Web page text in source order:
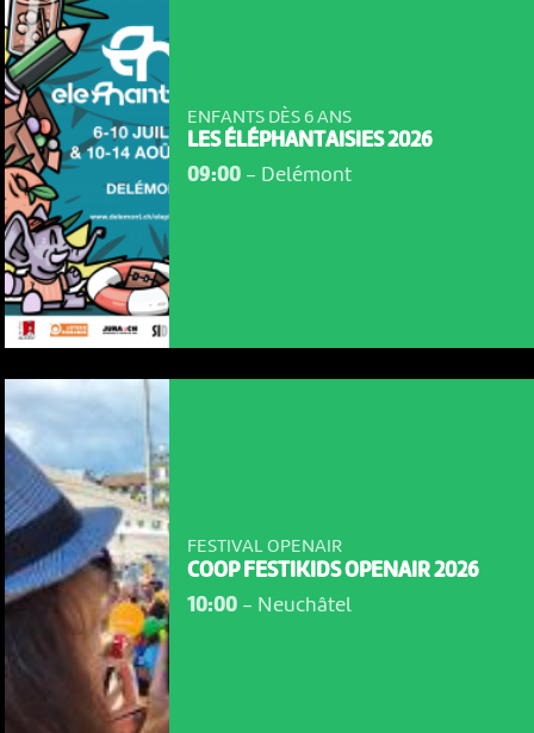
ENFANTS DÈS 6 ANS
LES ÉLÉPHANTAISIES 2026
09:00- Delémont
FESTIVAL OPENAIR
COOP FESTIKIDS OPENAIR 2026
10:00- Neuchâtel